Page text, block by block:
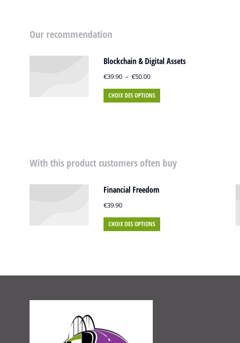
Our recommendation
Blockchain & Digital Assets
€39.90 – €50.00
CHOIX DES OPTIONS
With this product customers often buy
Financial Freedom
€39.90
CHOIX DES OPTIONS